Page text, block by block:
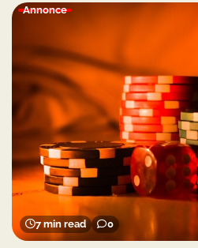
Annonce
7 min read 0